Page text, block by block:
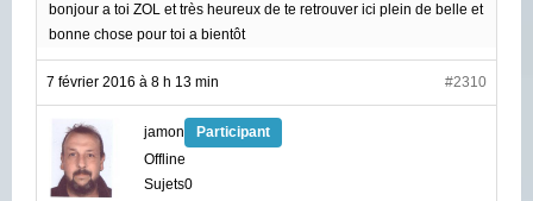
bonjour a toi ZOL et très heureux de te retrouver ici plein de belle et
bonne chose pour toi a bientôt
7 février 2016 à 8 h 13 min #2310
jamon
Participant
Offline
Sujets0